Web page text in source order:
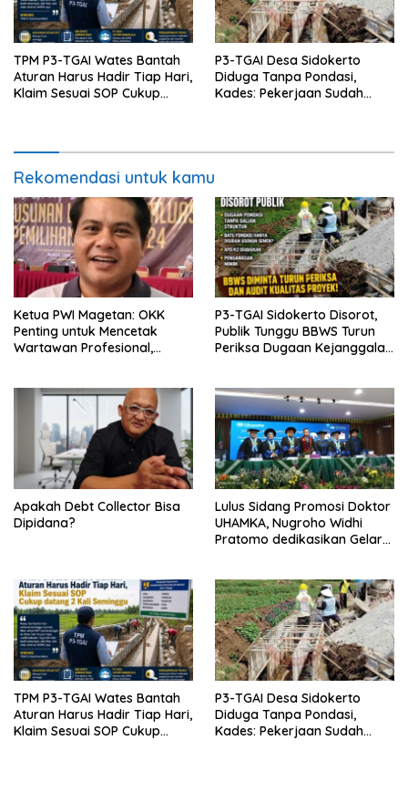
TPM P3-TGAI Wates Bantah
Aturan Harus Hadir Tiap Hari,
Klaim Sesuai SOP Cukup
P3-TGAI Desa Sidokerto
Diduga Tanpa Pondasi,
Kades: Pekerjaan Sudah
Rekomendasi untuk kamu
Ketua PWI Magetan: OKK
Penting untuk Mencetak
Wartawan Profesional,
P3-TGAI Sidokerto Disorot,
Publik Tunggu BBWS Turun
Periksa Dugaan Kejanggalan
Apakah Debt Collector Bisa
Dipidana?
Lulus Sidang Promosi Doktor
UHAMKA, Nugroho Widhi
Pratomo dedikasikan Gelar
TPM P3-TGAI Wates Bantah
Aturan Harus Hadir Tiap Hari,
Klaim Sesuai SOP Cukup
P3-TGAI Desa Sidokerto
Diduga Tanpa Pondasi,
Kades: Pekerjaan Sudah